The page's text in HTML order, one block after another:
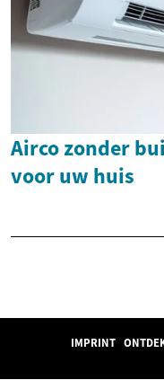
Airco zonder
voor uw huis
IMPRINT